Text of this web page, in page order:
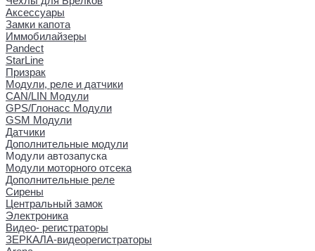
Аксессуары
Замки капота
Иммобилайзеры
Pandect
StarLine
Призрак
Модули, реле и датчики
CAN/LIN Модули
GPS/Глонасс Модули
GSM Модули
Датчики
Дополнительные модули
Модули автозапуска
Модули моторного отсека
Дополнительные реле
Сирены
Центральный замок
Электроника
Видео- регистраторы
ЗЕРКАЛА-видеорегистраторы